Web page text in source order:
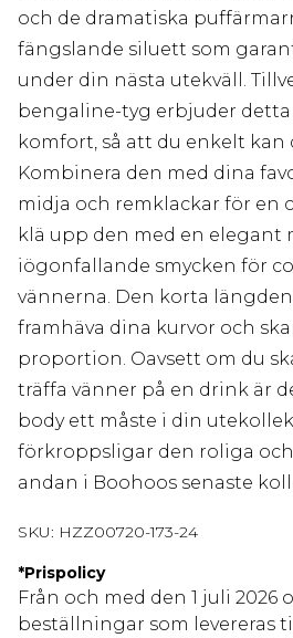
och de dramatiska
fängslande siluett som
under din nästa utekväll.
bengaline-tyg erbjuder
komfort, så att du enkelt kan
Kombinera den med dina
midja och remklackar för en
klä upp den med en elegant
iögonfallande smycken för
vännerna. Den korta
framhäva dina kurvor och
proportion. Oavsett om du
träffa vänner på en drink är
body ett måste i din
förkroppsligar den roliga
andan i Boohoos senaste
SKU: HZZ00720-173-24
*Prispolicy
Från och med den 1 juli 2026
beställningar som levereras